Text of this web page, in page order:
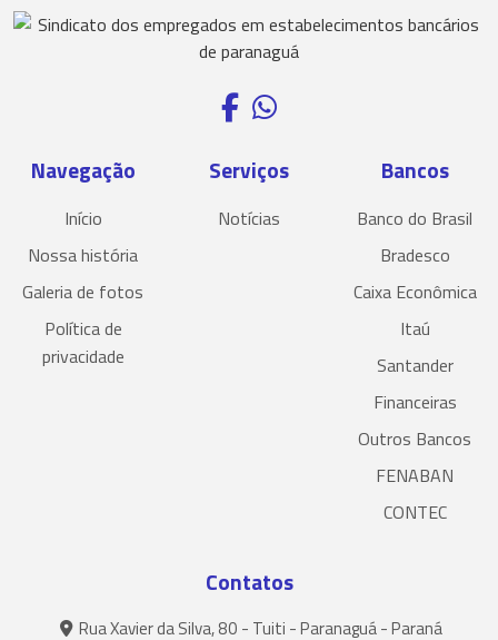
Navegação
Início
Nossa história
Galeria de fotos
Política de
privacidade
Serviços
Notícias
Bancos
Banco do Brasil
Bradesco
Caixa Econômica
Itaú
Santander
Financeiras
Outros Bancos
FENABAN
CONTEC
Contatos
Rua Xavier da Silva, 80 - Tuiti - Paranaguá - Paraná